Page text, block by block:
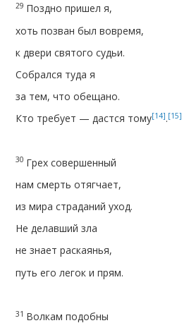
29 Поздно пришел я,
хоть позван был вовремя,
к двери святого судьи.
Собрался туда я
за тем, что обещано.
Кто требует — дастся тому[14].[15]
30 Грех совершенный
нам смерть отягчает,
из мира страданий уход.
Не делавший зла
не знает раскаянья,
путь его легок и прям.
31 Волкам подобны